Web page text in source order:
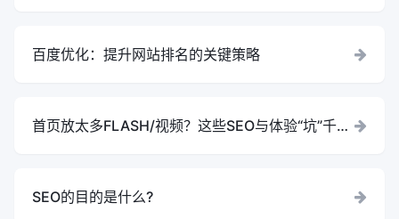
百度优化：提升网站排名的关键策略
首页放太多FLASH/视频？这些SEO与体验“坑”千万
SEO的目的是什么?